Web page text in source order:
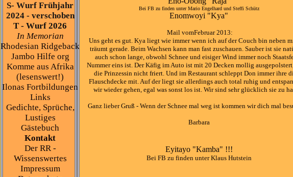
S- Wurf Frühjahr
2024 - verschoben
T - Wurf 2026
In Memorian
Rhodesian Ridgeback
Jambo Hilfe org
Komme aus Afrika
(lesenswert!)
Ilonas Fortbildungen
Links
Gedichte, Sprüche,
Lustiges
Gästebuch
Kontakt
Der RR -
Wissenswertes
Impressum
Bei FB zu finden unter Mario Engelhard und Steffi Schütz
Enomwoyi "Kya"
Mail vomFebruar 2013:
Uns geht es gut. Kya liegt wie immer wenn ich auf der Couch bin neben
träumt gerade. Beim Wachsen kann man fast zuschauen. Sauber ist sie
auch schon lange, obwohl Schnee und eisiger Wind immer noch
Nummer eins ist. Der Käfig im Auto ist mit 20 Decken mollig
die Prinzessin nicht friert. Und im Restaurant schleppt Don immer ihre
Flauschdecke mit. Auf der liegt sie allerdings auch total ruhig und
wir wieder gehen, egal was sonst los ist. Wir sind sehr glücklich sie zu
Ganz lieber Gruß - Wenn der Schnee mal weg ist kommen wir dich mal
Barbara
Eyitayo "Kamba" !!!
Bei FB zu finden unter Klaus Hutstein